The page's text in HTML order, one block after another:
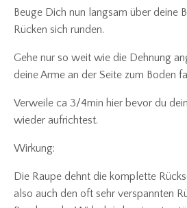
Beuge Dich nun langsam über deine
Rücken sich runden.
Gehe nur so weit wie die Dehnung
deine Arme an der Seite zum Boden
Verweile ca 3/4min hier bevor du
wieder aufrichtest.
Wirkung:
Die Raupe dehnt die komplette
also auch den oft sehr verspannten